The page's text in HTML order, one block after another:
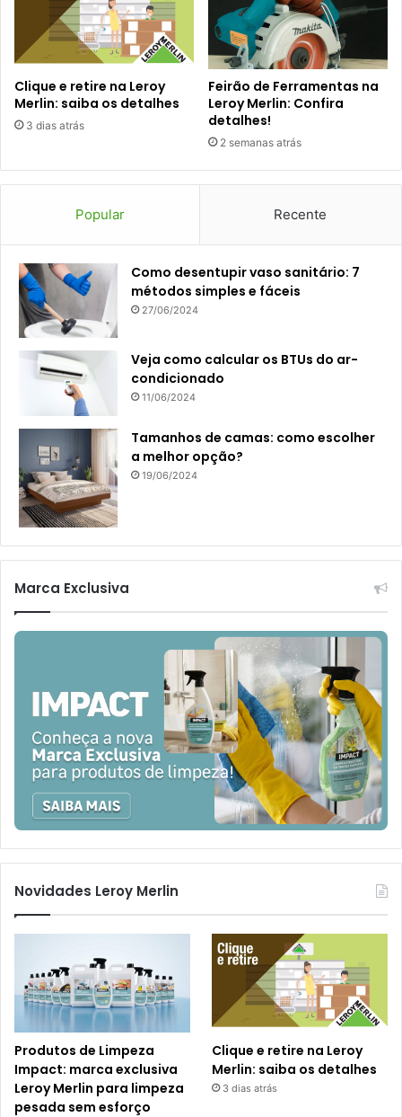
Clique e retire na Leroy
Merlin: saiba os detalhes
3 dias atrás
Feirão de Ferramentas na
Leroy Merlin: Confira
detalhes!
2 semanas atrás
Popular Recente
Como desentupir vaso sanitário: 7
métodos simples e fáceis
27/06/2024
Veja como calcular os BTUs do ar-
condicionado
11/06/2024
Tamanhos de camas: como escolher
a melhor opção?
19/06/2024
Marca Exclusiva
Novidades Leroy Merlin
Produtos de Limpeza
Impact: marca exclusiva
Leroy Merlin para limpeza
pesada sem esforço
Clique e retire na Leroy
Merlin: saiba os detalhes
3 dias atrás